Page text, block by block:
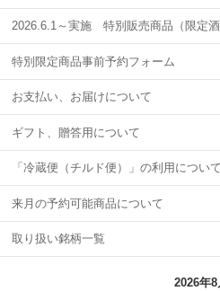
2026.6.1～実施 特別販売商品（限定
特別限定商品事前予約フォーム
お支払い、お届けについて
ギフト、贈答用について
「冷蔵便（チルド便）」の利用について
来月の予約可能商品について
取り扱い銘柄一覧
2026年8